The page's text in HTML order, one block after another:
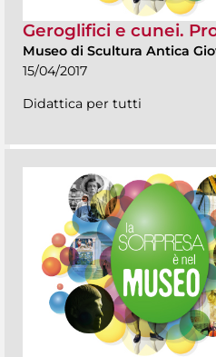
Geroglifici e cunei.
Museo di Scultura Antica
15/04/2017
Didattica per tutti